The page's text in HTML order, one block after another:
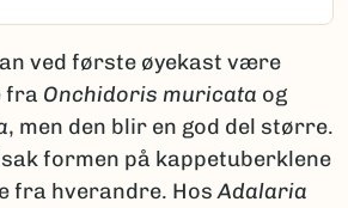
ved første øyekast være
fra Onchidoris muricata og
, men den blir en god del større.
formen på kappetuberklene
fra hverandre. HosAdalaria